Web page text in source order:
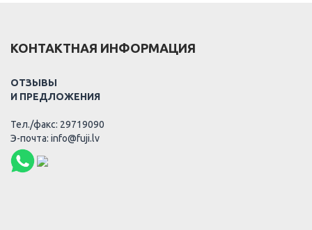
КОНТАКТНАЯ ИНФОРМАЦИЯ
ОТЗЫВЫ
И ПРЕДЛОЖЕНИЯ
Тел./факс: 29719090
Э-почта: info@fuji.lv